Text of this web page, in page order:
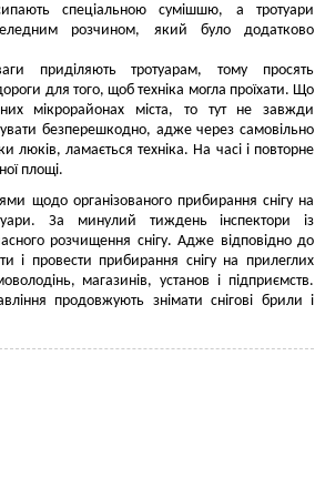
спеціальною сумішшю, а тротуари
розчином, який було додатково
приділяють тротуарам, тому просять
для того, щоб техніка могла проїхати. Що
мікрорайонах міста, то тут не завжди
безперешкодно, адже через самовільно
люків, ламається техніка. На часі і повторне
площі.
щодо організованого прибирання снігу на
За минулий тиждень інспектори із
розчищення снігу. Адже відповідно до
і провести прибирання снігу на прилеглих
магазинів, установ і підприємств.
продовжують знімати снігові брили і